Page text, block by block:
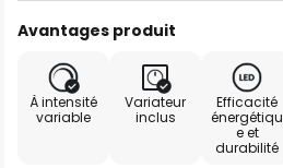
Avantages produit
À intensité
variable
Variateur
inclus
Efficacité
énergétiqu
e et
durabilité